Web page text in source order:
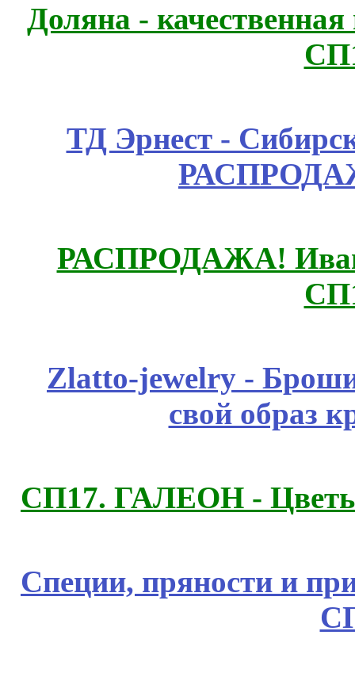
Доляна -
ТД Эрнест -
РАСПРОДАЖА!
Zlatto-jewelry -
свой образ
СП17. ГАЛЕОН -
Специи, пряности и